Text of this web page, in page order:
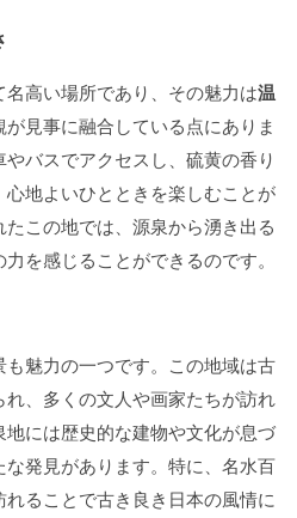
高い場所であり、その魅力は温
見事に融合している点にありま
バスでアクセスし、硫黄の香り
地よいひとときを楽しむことが
この地では、源泉から湧き出る
を感じることができるのです。
魅力の一つです。この地域は古
れ、多くの文人や画家たちが訪れ
には歴史的な建物や文化が息づ
発見があります。特に、名水百
ることで古き良き日本の風情に